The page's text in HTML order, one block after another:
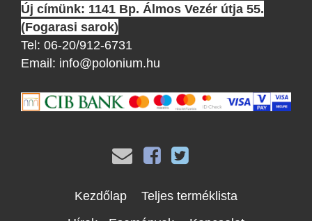
Új címünk: 1141 Bp. Álmos Vezér útja 55.
(Fogarasi sarok)
Tel: 06-20/912-6731
Email: info@polonium.hu
Kezdőlap
Teljes terméklista